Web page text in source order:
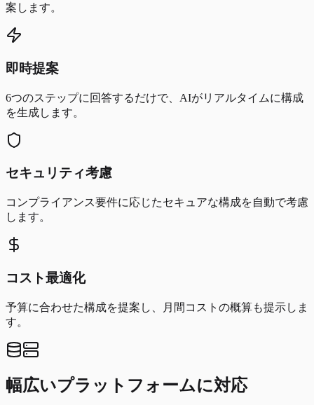
案します。
即時提案
6つのステップに回答するだけで、AIがリアルタイムに構成
を生成します。
セキュリティ考慮
コンプライアンス要件に応じたセキュアな構成を自動で考慮
します。
コスト最適化
予算に合わせた構成を提案し、月間コストの概算も提示しま
す。
幅広いプラットフォームに対応